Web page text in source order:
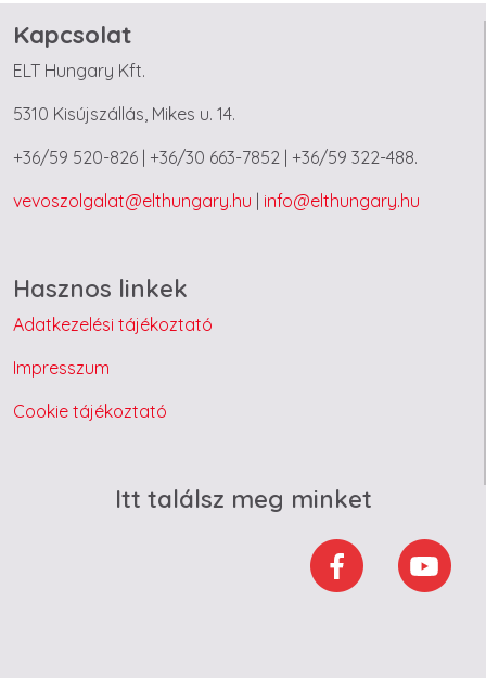
Kapcsolat
ELT Hungary Kft.
5310 Kisújszállás, Mikes u. 14.
+36/59 520-826 | +36/30 663-7852 | +36/59 322-488.
vevoszolgalat@elthungary.hu | info@elthungary.hu
Hasznos linkek
Adatkezelési tájékoztató
Impresszum
Cookie tájékoztató
Itt találsz meg minket